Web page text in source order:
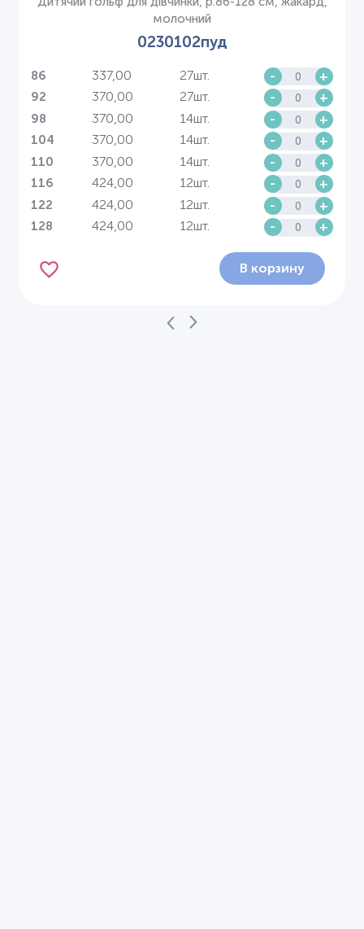
молочний
0230102пуд
86 337,00 27шт. - +
92 370,00 27шт. - +
98 370,00 14шт. - +
104 370,00 14шт. - +
110 370,00 14шт. - +
116 424,00 12шт. - +
122 424,00 12шт. - +
128 424,00 12шт. - +
В корзину